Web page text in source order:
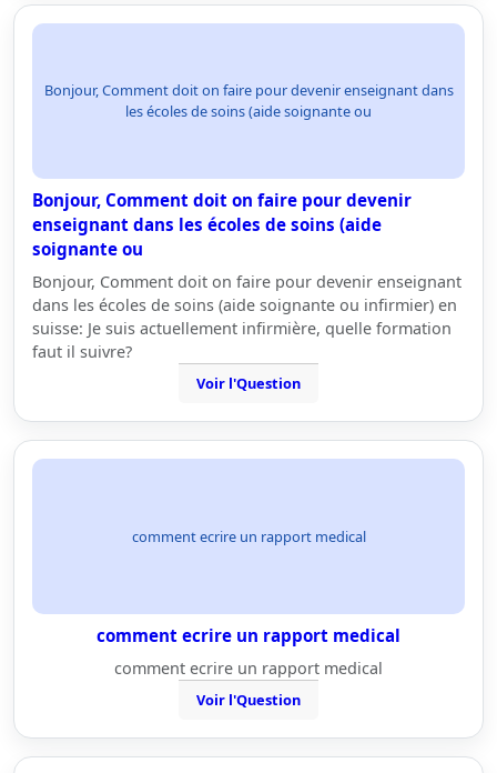
Bonjour, Comment doit on faire pour devenir enseignant dans
les écoles de soins (aide soignante ou
Bonjour, Comment doit on faire pour devenir
enseignant dans les écoles de soins (aide
soignante ou
Bonjour, Comment doit on faire pour devenir enseignant
dans les écoles de soins (aide soignante ou infirmier) en
suisse: Je suis actuellement infirmière, quelle formation
faut il suivre?
Voir l'Question
comment ecrire un rapport medical
comment ecrire un rapport medical
comment ecrire un rapport medical
Voir l'Question